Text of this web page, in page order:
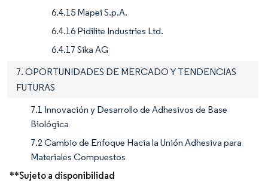
6.4.15 Mapei S.p.A.
6.4.16 Pidilite Industries Ltd.
6.4.17 Sika AG
7. OPORTUNIDADES DE MERCADO Y TENDENCIAS
FUTURAS
7.1 Innovación y Desarrollo de Adhesivos de Base
Biológica
7.2 Cambio de Enfoque Hacia la Unión Adhesiva para
Materiales Compuestos
**Sujeto a disponibilidad